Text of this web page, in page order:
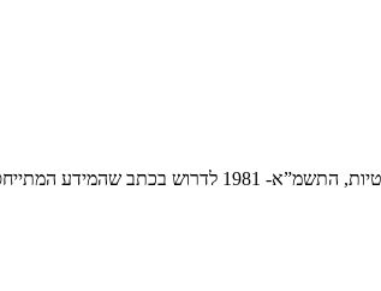
אליך יימחק ממאגר